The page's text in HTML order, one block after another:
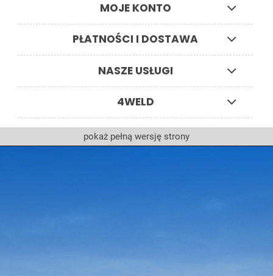
MOJE KONTO
PŁATNOŚCI I DOSTAWA
NASZE USŁUGI
4WELD
pokaż pełną wersję strony